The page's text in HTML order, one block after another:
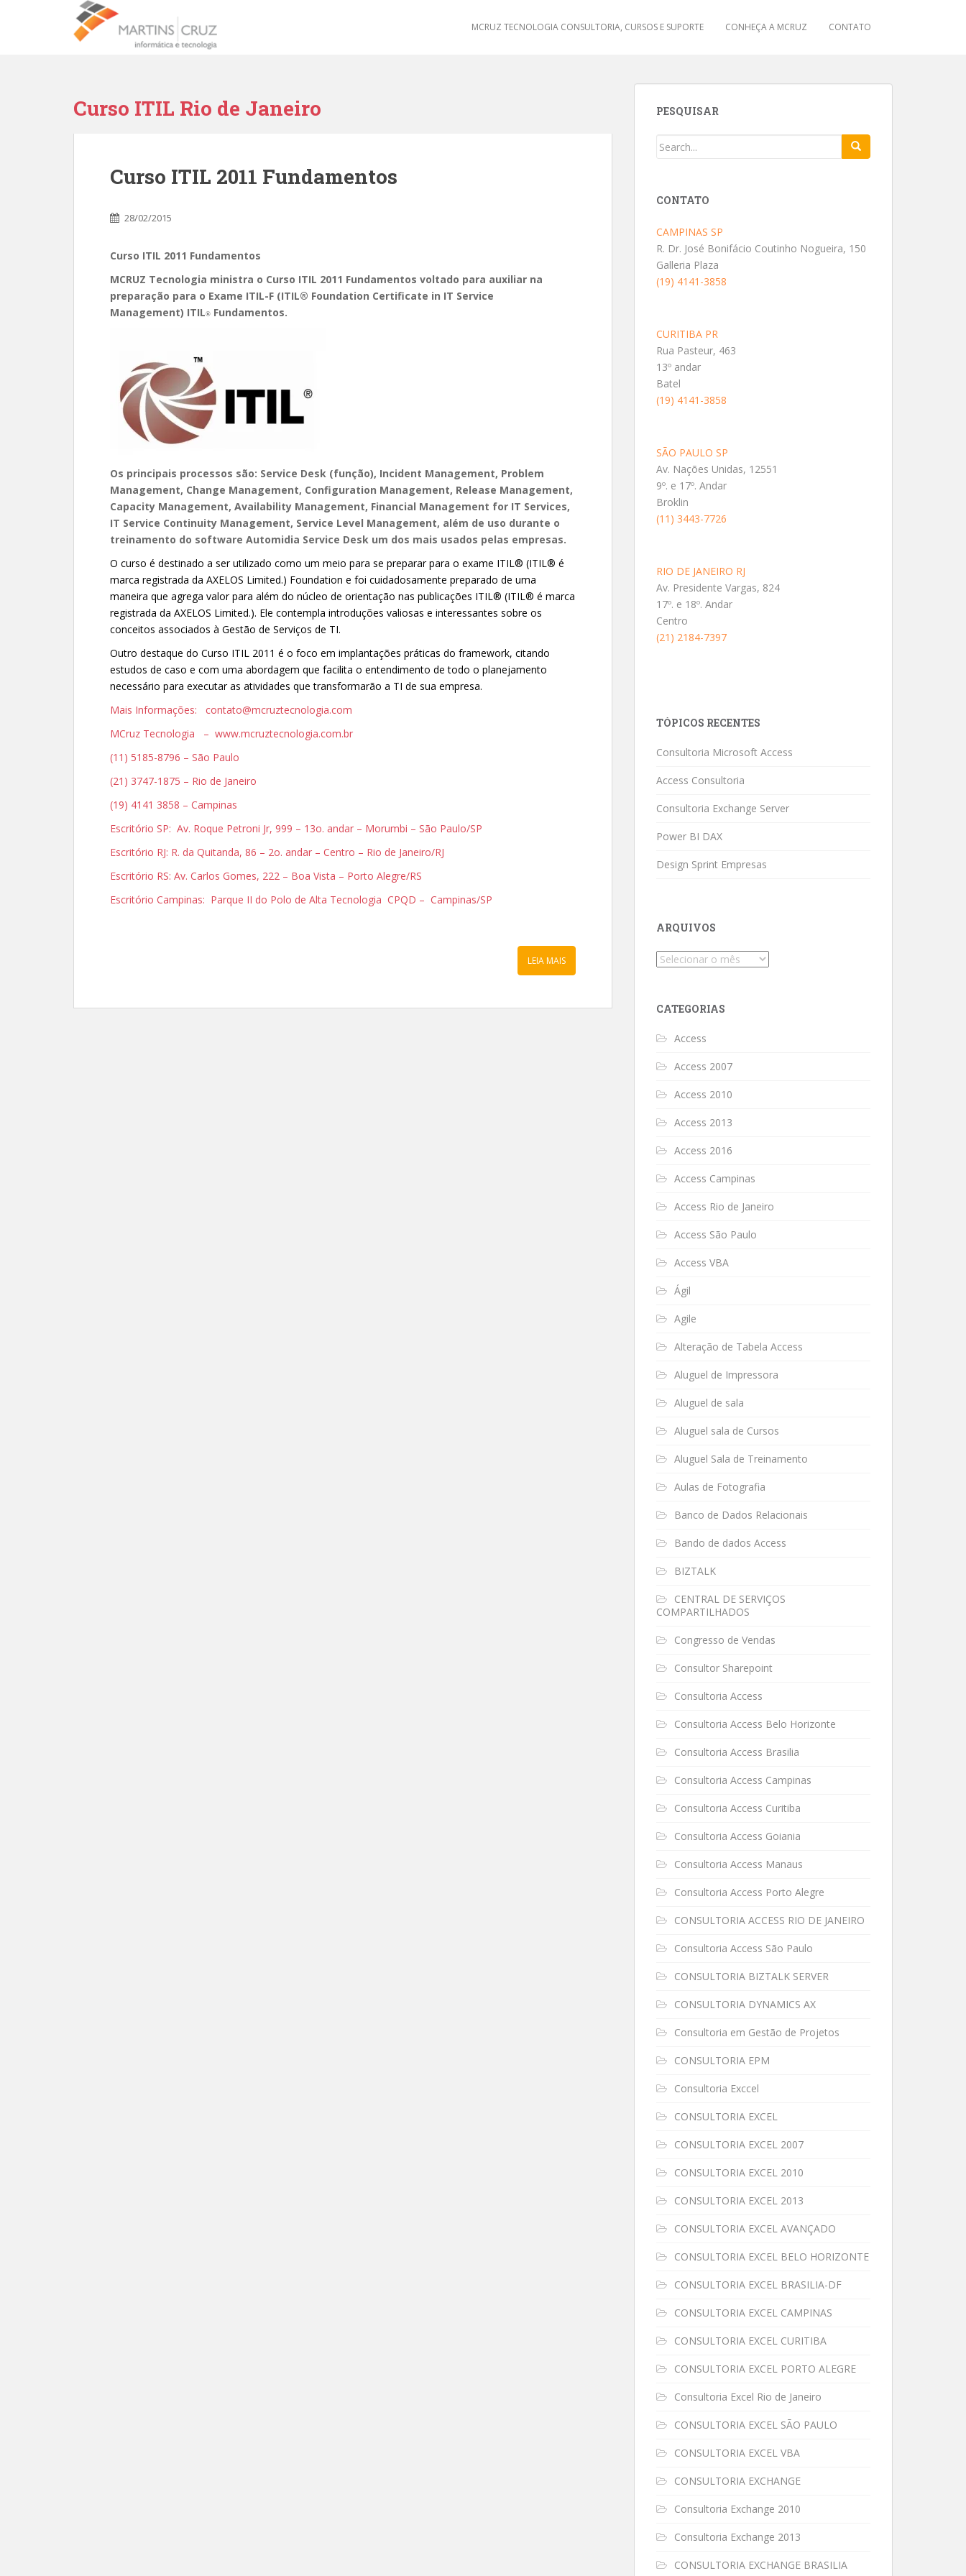
MCRUZ TECNOLOGIA CONSULTORIA, CURSOS E SUPORTE CONHEÇA A MCRUZ CONTATO
Curso ITIL Rio de Janeiro
Curso ITIL 2011 Fundamentos
28/02/2015
Curso ITIL 2011 Fundamentos
MCRUZ Tecnologia ministra o Curso ITIL 2011 Fundamentos voltado para auxiliar na
preparação para o Exame ITIL-F (ITIL® Foundation Certificate in IT Service
Management) ITIL® Fundamentos.
Os principais processos são: Service Desk (função), Incident Management, Problem
Management, Change Management, Configuration Management, Release Management,
Capacity Management, Availability Management, Financial Management for IT Services,
IT Service Continuity Management, Service Level Management, além de uso durante o
treinamento do software Automidia Service Desk um dos mais usados pelas empresas.
O curso é destinado a ser utilizado como um meio para se preparar para o exame ITIL® (ITIL® é
marca registrada da AXELOS Limited.) Foundation e foi cuidadosamente preparado de uma
maneira que agrega valor para além do núcleo de orientação nas publicações ITIL® (ITIL® é marca
registrada da AXELOS Limited.). Ele contempla introduções valiosas e interessantes sobre os
conceitos associados à Gestão de Serviços de TI.
Outro destaque do Curso ITIL 2011 é o foco em implantações práticas do framework, citando
estudos de caso e com uma abordagem que facilita o entendimento de todo o planejamento
necessário para executar as atividades que transformarão a TI de sua empresa.
Mais Informações: contato@mcruztecnologia.com
MCruz Tecnologia – www.mcruztecnologia.com.br
(11) 5185-8796 – São Paulo
(21) 3747-1875 – Rio de Janeiro
(19) 4141 3858 – Campinas
Escritório SP: Av. Roque Petroni Jr, 999 – 13o. andar – Morumbi – São Paulo/SP
Escritório RJ: R. da Quitanda, 86 – 2o. andar – Centro – Rio de Janeiro/RJ
Escritório RS: Av. Carlos Gomes, 222 – Boa Vista – Porto Alegre/RS
Escritório Campinas: Parque II do Polo de Alta Tecnologia CPQD – Campinas/SP
LEIA MAIS
PESQUISAR
CONTATO
CAMPINAS SP
R. Dr. José Bonifácio Coutinho Nogueira, 150
Galleria Plaza
(19) 4141-3858
CURITIBA PR
Rua Pasteur, 463
13º andar
Batel
(19) 4141-3858
SÃO PAULO SP
Av. Nações Unidas, 12551
9º. e 17º. Andar
Broklin
(11) 3443-7726
RIO DE JANEIRO RJ
Av. Presidente Vargas, 824
17º. e 18º. Andar
Centro
(21) 2184-7397
TÓPICOS RECENTES
Consultoria Microsoft Access
Access Consultoria
Consultoria Exchange Server
Power BI DAX
Design Sprint Empresas
ARQUIVOS
Arquivos
CATEGORIAS
Access
Access 2007
Access 2010
Access 2013
Access 2016
Access Campinas
Access Rio de Janeiro
Access São Paulo
Access VBA
Ágil
Agile
Alteração de Tabela Access
Aluguel de Impressora
Aluguel de sala
Aluguel sala de Cursos
Aluguel Sala de Treinamento
Aulas de Fotografia
Banco de Dados Relacionais
Bando de dados Access
BIZTALK
CENTRAL DE SERVIÇOS
COMPARTILHADOS
Congresso de Vendas
Consultor Sharepoint
Consultoria Access
Consultoria Access Belo Horizonte
Consultoria Access Brasilia
Consultoria Access Campinas
Consultoria Access Curitiba
Consultoria Access Goiania
Consultoria Access Manaus
Consultoria Access Porto Alegre
CONSULTORIA ACCESS RIO DE JANEIRO
Consultoria Access São Paulo
CONSULTORIA BIZTALK SERVER
CONSULTORIA DYNAMICS AX
Consultoria em Gestão de Projetos
CONSULTORIA EPM
Consultoria Exccel
CONSULTORIA EXCEL
CONSULTORIA EXCEL 2007
CONSULTORIA EXCEL 2010
CONSULTORIA EXCEL 2013
CONSULTORIA EXCEL AVANÇADO
CONSULTORIA EXCEL BELO HORIZONTE
CONSULTORIA EXCEL BRASILIA-DF
CONSULTORIA EXCEL CAMPINAS
CONSULTORIA EXCEL CURITIBA
CONSULTORIA EXCEL PORTO ALEGRE
Consultoria Excel Rio de Janeiro
CONSULTORIA EXCEL SÃO PAULO
CONSULTORIA EXCEL VBA
CONSULTORIA EXCHANGE
Consultoria Exchange 2010
Consultoria Exchange 2013
CONSULTORIA EXCHANGE BRASILIA